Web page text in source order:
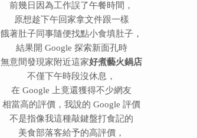
前幾日因為工作誤了午餐時間，
原想趁下午回家拿文件跟一樣
餓著肚子同事隨便找點小食填肚子，
結果開 Google 探索新面孔時
無意間發現家附近這家好煮藝火鍋店
不僅下午時段沒休息，
在 Google 上竟還獲得不少網友
相當高的評價，我說的 Google 評價
不是指像我這種敲鍵盤打食記的
美食部落客給予的高評價，